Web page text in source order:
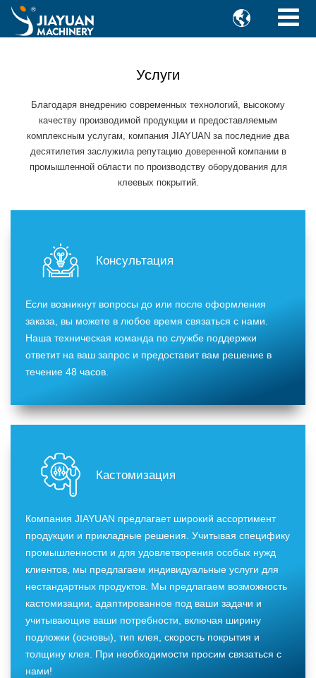

Услуги
Благодаря внедрению современных технологий, высокому
качеству производимой продукции и предоставляемым
комплексным услугам, компания JIAYUAN за последние два
десятилетия заслужила репутацию доверенной компании в
промышленной области по производству оборудования для
клеевых покрытий.
Консультация
Если возникнут вопросы до или после оформления
заказа, вы можете в любое время связаться с нами.
Наша техническая команда по службе поддержки
ответит на ваш запрос и предоставит вам решение в
течение 48 часов.
Кастомизация
Компания JIAYUAN предлагает широкий ассортимент
продукции и прикладные решения. Учитывая специфику
промышленности и для удовлетворения особых нужд
клиентов, мы предлагаем индивидуальные услуги для
нестандартных продуктов. Мы предлагаем возможность
кастомизации, адаптированное под ваши задачи и
учитывающие ваши потребности, включая ширину
подложки (основы), тип клея, скорость покрытия и
толщину клея. При необходимости просим связаться с
нами!